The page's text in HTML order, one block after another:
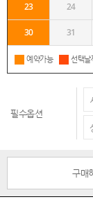
23 24
30 31
예약가능 선택날
필수옵션
구매